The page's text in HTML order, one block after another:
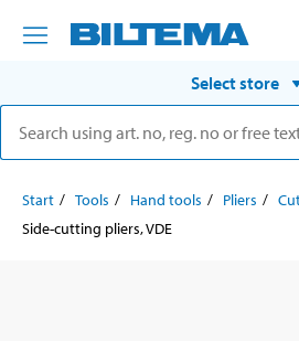
Select store
Start Tools Hand tools Pliers
Side-cutting pliers, VDE